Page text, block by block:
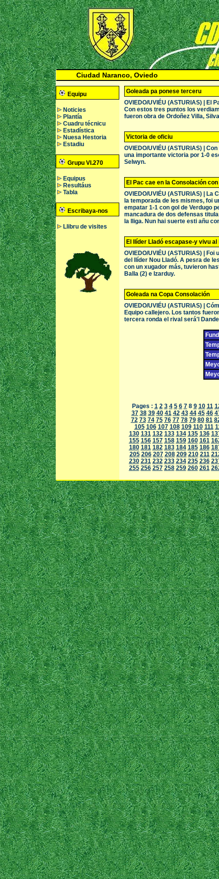
Ciudad Naranco, Oviedo
Equipu
Noticies
Plantía
Cuadru técnicu
Estadística
Nuesa Hestoria
Estadiu
Grupu VI.270
Equipus
Resultáus
Tabla
Escribaya-nos
Llibru de visites
Goleada pa ponese terceru
OVIEDO/UVIÉU (ASTURIAS) | El
Con estos tres puntos los
fueron obra de Ordoñez Villa,
Victoria de oficiu
OVIEDO/UVIÉU (ASTURIAS) |
una importante victoria por 1-0
Selwyn.
El Pac cae en la Consolación
OVIEDO/UVIÉU (ASTURIAS) |
la temporada de les mismes, foi
empatar 1-1 con gol de Verdugo
mancadura de dos defensas
la lliga. Nun hai suerte esti añu
El llíder Lladó escapase-y vivu al
OVIEDO/UVIÉU (ASTURIAS) |
del llíder Nou Lladó. A pesra de
con un xugador más, tuvieron
Balla (2) e Izarduy.
Goleada na Copa Consolación
OVIEDO/UVIÉU (ASTURIAS) |
Equipo callejero. Los tantos
tercera ronda el rival será'l
Pages : 1 2 3 4 5 6 78 9 10 11
37 38 39 40 41 42 43 44 45 46
72 73 74 75 76 77 78 79 80 81
105 106 107 108 109 110 111
130 131 132 133 134 135 136
155 156 157 158 159 160 161
180 181 182 183 184 185 186
205 206 207 208 209 210 211
230 231 232 233 234 235 236
255 256 257 258 259 260 261